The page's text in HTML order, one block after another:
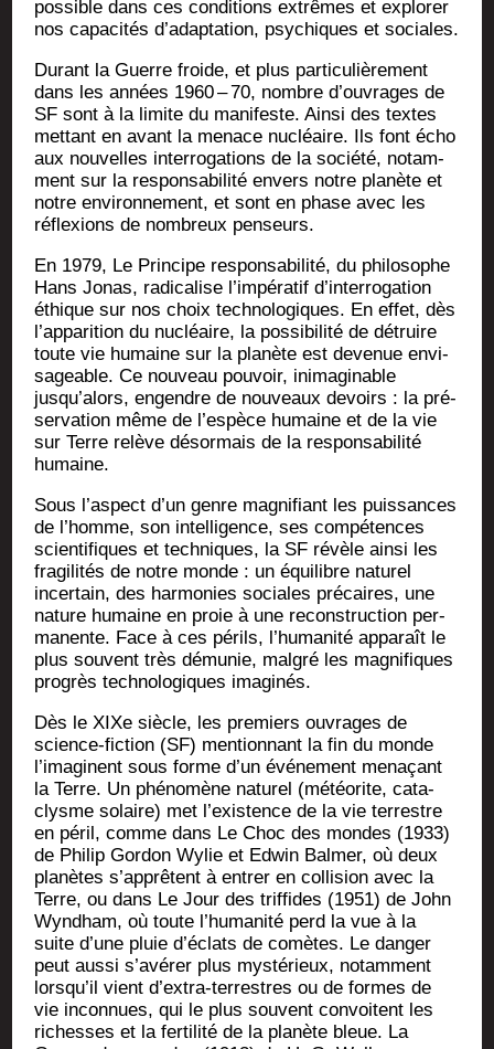
pos­sible dans ces condi­tions extrêmes et explo­rer
nos capa­ci­tés d’adaptation, psy­chiques et sociales.
Durant la Guerre froide, et plus par­ti­cu­liè­re­ment
dans les années 1960 – 70, nombre d’ouvrages de
SF sont à la limite du mani­feste. Ain­si des textes
met­tant en avant la menace nucléaire. Ils font écho
aux nou­velles inter­ro­ga­tions de la socié­té, notam­
ment sur la res­pon­sa­bi­li­té envers notre pla­nète et
notre envi­ron­ne­ment, et sont en phase avec les
réflexions de nom­breux penseurs.
En 1979, Le Prin­cipe res­pon­sa­bi­li­té, du phi­lo­sophe
Hans Jonas, radi­ca­lise l’impératif d’interrogation
éthique sur nos choix tech­no­lo­giques. En effet, dès
l’apparition du nucléaire, la pos­si­bi­li­té de détruire
toute vie humaine sur la pla­nète est deve­nue envi­
sa­geable. Ce nou­veau pou­voir, inima­gi­nable
jusqu’alors, engendre de nou­veaux devoirs : la pré­
ser­va­tion même de l’espèce humaine et de la vie
sur Terre relève désor­mais de la res­pon­sa­bi­li­té
humaine.
Sous l’aspect d’un genre magni­fiant les puis­sances
de l’homme, son intel­li­gence, ses com­pé­tences
scien­ti­fiques et tech­niques, la SF révèle ain­si les
fra­gi­li­tés de notre monde : un équi­libre natu­rel
incer­tain, des har­mo­nies sociales pré­caires, une
nature humaine en proie à une recons­truc­tion per­
ma­nente. Face à ces périls, l’humanité appa­raît le
plus sou­vent très dému­nie, mal­gré les magni­fiques
pro­grès tech­no­lo­giques imaginés.
Dès le XIXe siècle, les pre­miers ouvrages de
science-fic­tion (SF) men­tion­nant la fin du monde
l’imaginent sous forme d’un évé­ne­ment mena­çant
la Terre. Un phé­no­mène natu­rel (météo­rite, cata­
clysme solaire) met l’existence de la vie ter­restre
en péril, comme dans Le Choc des mondes (1933)
de Phi­lip Gor­don Wylie et Edwin Bal­mer, où deux
pla­nètes s’apprêtent à entrer en col­li­sion avec la
Terre, ou dans Le Jour des trif­fides (1951) de John
Wynd­ham, où toute l’humanité perd la vue à la
suite d’une pluie d’éclats de comètes. Le dan­ger
peut aus­si s’avérer plus mys­té­rieux, notam­ment
lorsqu’il vient d’extra-terrestres ou de formes de
vie incon­nues, qui le plus sou­vent convoitent les
richesses et la fer­ti­li­té de la pla­nète bleue. La